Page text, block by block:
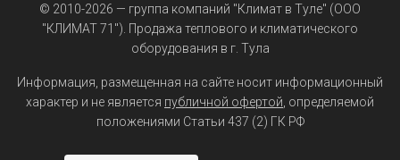
© 2010-2026 — группа компаний "Климат в Туле" (ООО
"КЛИМАТ 71"). Продажа теплового и климатического
оборудования в г. Тула
Информация, размещенная на сайте носит информационный
характер и не является публичной офертой , определяемой
положениями Статьи 437 (2) ГК РФ